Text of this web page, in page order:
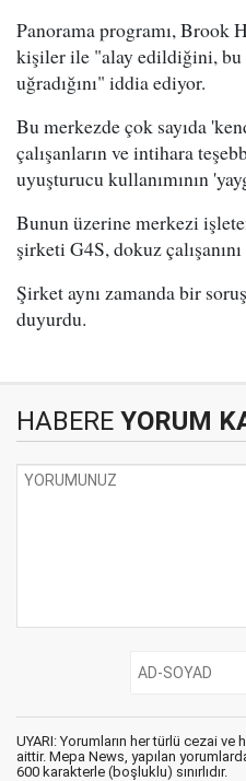
Panorama programı, Brook
kişiler ile "alay edildiğini, bu
uğradığını" iddia ediyor.
Bu merkezde çok sayıda
çalışanların ve intihara
uyuşturucu kullanımının
Bunun üzerine merkezi
şirketi G4S, dokuz çalışanını
Şirket aynı zamanda bir
duyurdu.
HABERE YORUM
UYARI: Yorumların her türlü cezai
aittir. Mepa News, yapılan
600 karakterle (boşluklu) sınırlıdır.